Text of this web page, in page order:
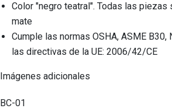
Color "negro teatral". Todas las piezas
mate
Cumple las normas OSHA, ASME B30,
las directivas de la UE: 2006/42/CE
Imágenes adicionales
BC-01